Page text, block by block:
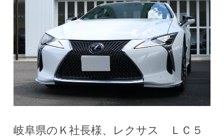
岐阜県のＫ社長様、レクサス ＬＣ５